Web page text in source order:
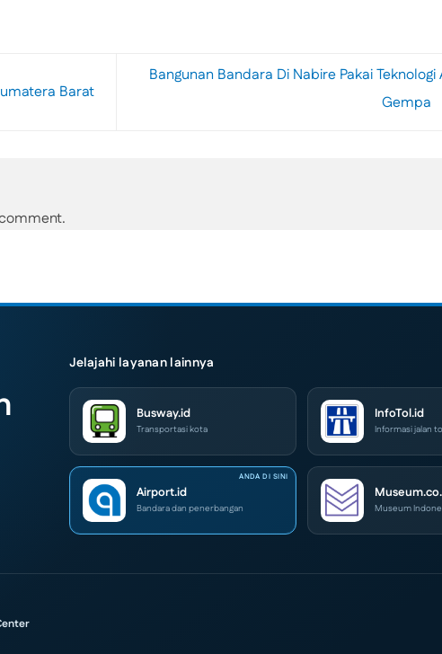
Barat
Bangunan Bandara Di Nabire Pakai Teknologi
Gempa
Jelajahi layanan lainnya
Busway.id
Transportasi kota
InfoTol.id
Informasi jalan
Airport.id
Bandara dan penerbangan Museum